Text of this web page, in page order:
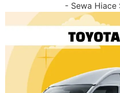
- Sewa Hiace